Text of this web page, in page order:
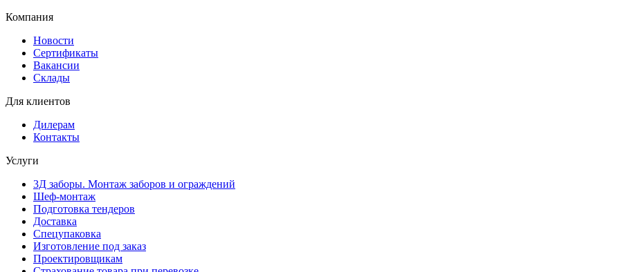
Компания
Новости
Сертификаты
Вакансии
Склады
Для клиентов
Дилерам
Контакты
Услуги
3Д заборы. Монтаж заборов и ограждений
Шеф-монтаж
Подготовка тендеров
Доставка
Спецупаковка
Изготовление под заказ
Проектировщикам